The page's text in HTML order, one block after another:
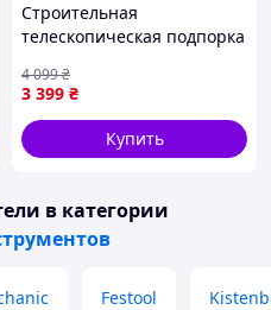
Строительная
телескопическая подпорка
HP - 1116 винтовая опора
для ремонта устойчивая
распорка
3 399 ₴
4 099₴
Купить
в категории
Festool